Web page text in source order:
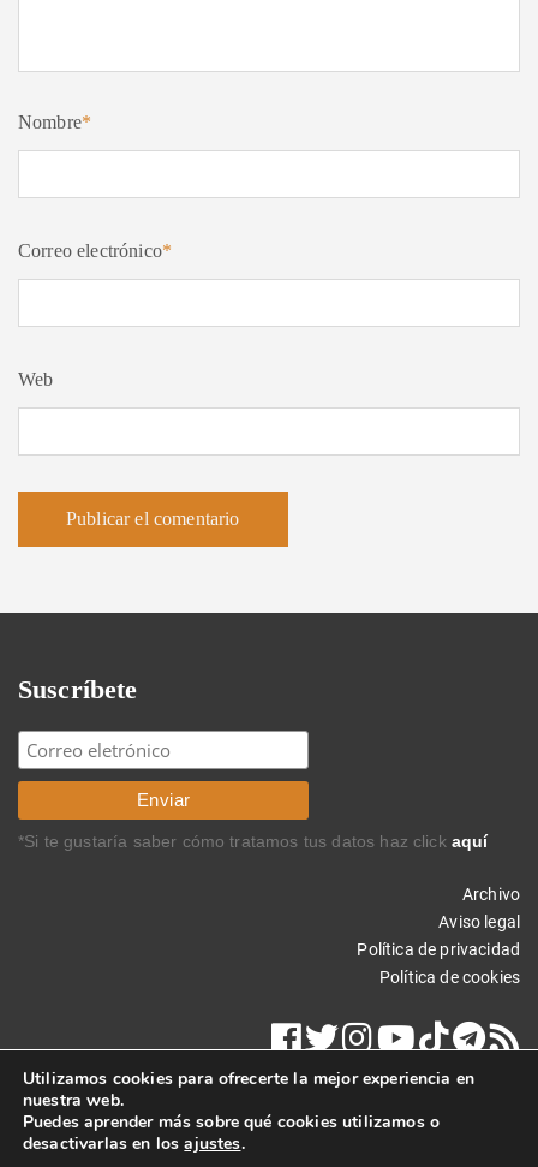
Nombre*
Correo electrónico*
Web
Suscríbete
*Si te gustaría saber cómo tratamos tus datos haz click aquí
Archivo
Aviso legal
Política de privacidad
Política de cookies
Copyright © 2022 Carlos Rodríguez Braun. Todos los derechos
Utilizamos cookies para ofrecerte la mejor experiencia en
nuestra web.
Puedes aprender más sobre qué cookies utilizamos o
desactivarlas en losajustes.